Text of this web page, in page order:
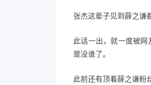
张杰这辈子见到薛之谦
此话一出，就一度被
是没谁了。
此前还有顶着薛之谦粉